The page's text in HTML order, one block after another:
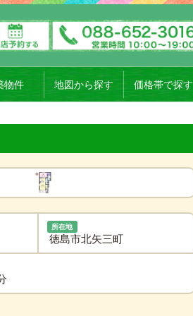
物件 地図から探す 価格帯で探す
所在地
徳島市北矢三町